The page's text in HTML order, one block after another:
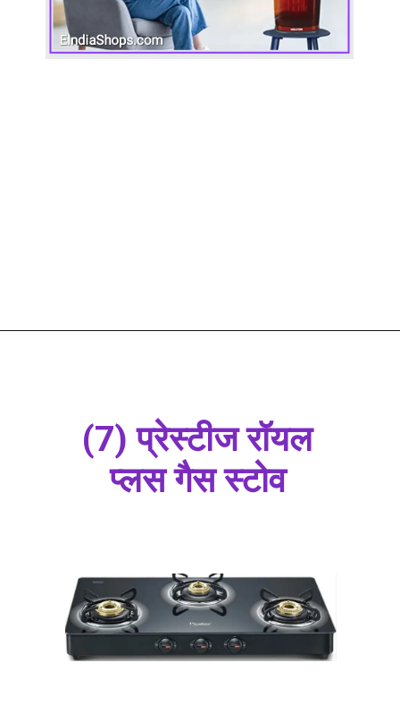
(7) प्रेस्टीज रॉयल
प्लस गैस स्टोव